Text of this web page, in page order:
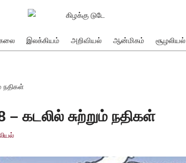
இலக்கியம் அறிவியல் ஆன்மிகம் சூழலியல்
நதிகள்
சுற்றும் நதிகள்